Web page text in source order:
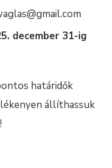
december 31-ig
határidők
állíthassuk